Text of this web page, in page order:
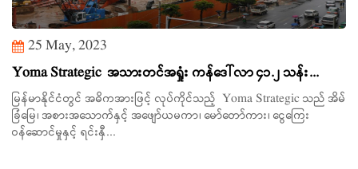
25 May, 2023
Yoma Strategic အသားတင်အရှုံး ကန်ဒေါ်လာ ၄၁.၂ သန်း...
မြန်မာနိုင်ငံတွင် အဓိကအားဖြင့် လုပ်ကိုင်သည့် Yoma Strategic သည် အိမ်
ခြံမြေ၊ အစားအသောက်နှင့် အဖျော်ယမကာ၊ မော်တော်ကား၊ ငွေကြေး
ဝန်ဆောင်မှုနှင့် ရင်းနှီ...